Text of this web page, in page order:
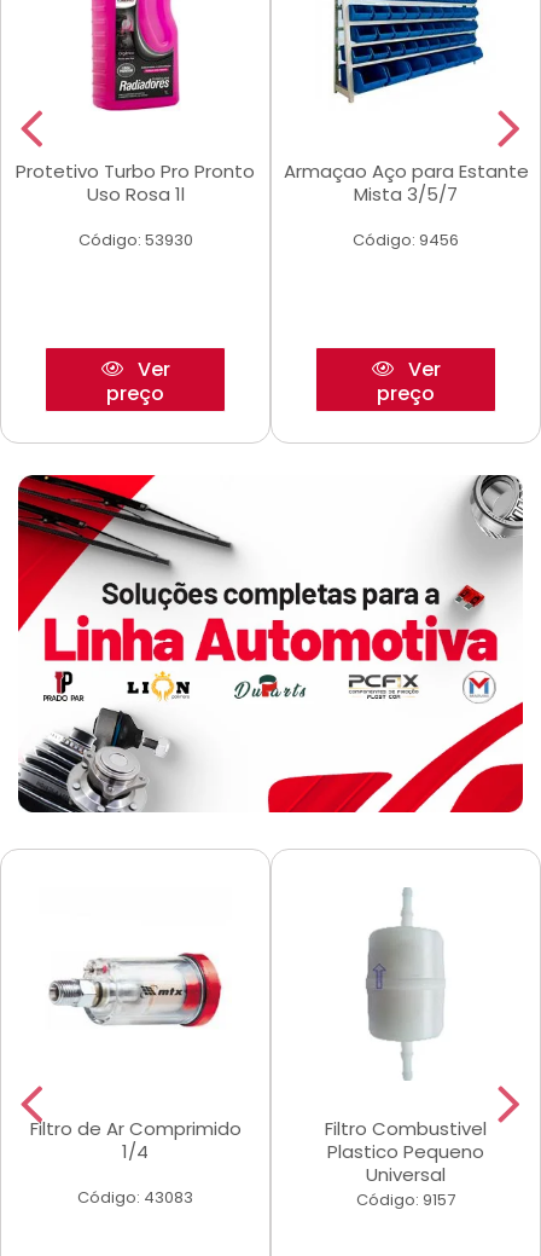
Protetivo Turbo Pro Pronto
Uso Rosa 1l
Código: 53930
Ver
preço
Armaçao Aço para Estante
Mista 3/5/7
Código: 9456
Ver
preço
Filtro de Ar Comprimido
1/4
Código: 43083
Filtro Combustivel
Plastico Pequeno
Universal
Código: 9157